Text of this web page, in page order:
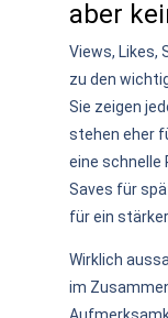
aber
Views, Likes,
zu den
Sie zeigen
stehen eher
eine schnelle
Saves für
für ein
Wirklich
im